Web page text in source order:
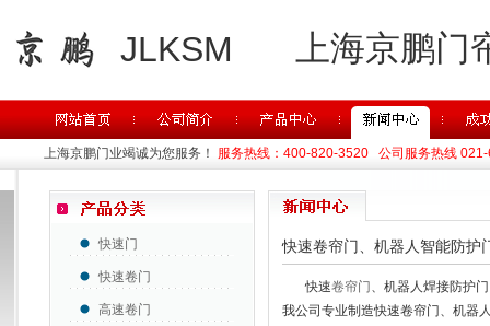
JLKSM 上海京鹏
上海京鹏门业竭诚为您服务！ 服务热线：400-820-3520 公司服务热线
快速门
快速卷门
高速卷门
快速卷帘门、机器人智能防护
快速卷帘门 、机器人焊接防护
我公司专业制造快速卷帘门、机器